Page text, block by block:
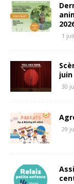
1
30
29